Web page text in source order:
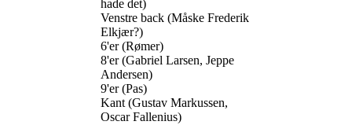
hade det)
Venstre back (Måske Frederik
Elkjær?)
6'er (Rømer)
8'er (Gabriel Larsen, Jeppe
Andersen)
9'er (Pas)
Kant (Gustav Markussen,
Oscar Fallenius)